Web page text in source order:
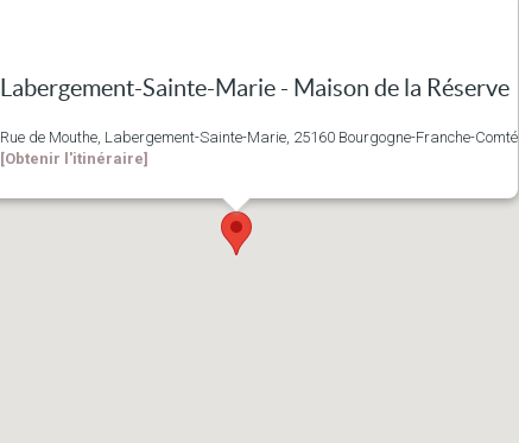
Labergement-Sainte-Marie - Maison de la Réserve
Rue de Mouthe, Labergement-Sainte-Marie, 25160 Bourgogne-Franche-Comté
[Obtenir l'itinéraire]